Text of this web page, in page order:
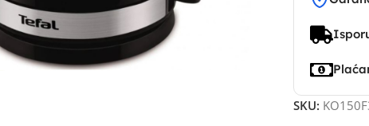
SKU: